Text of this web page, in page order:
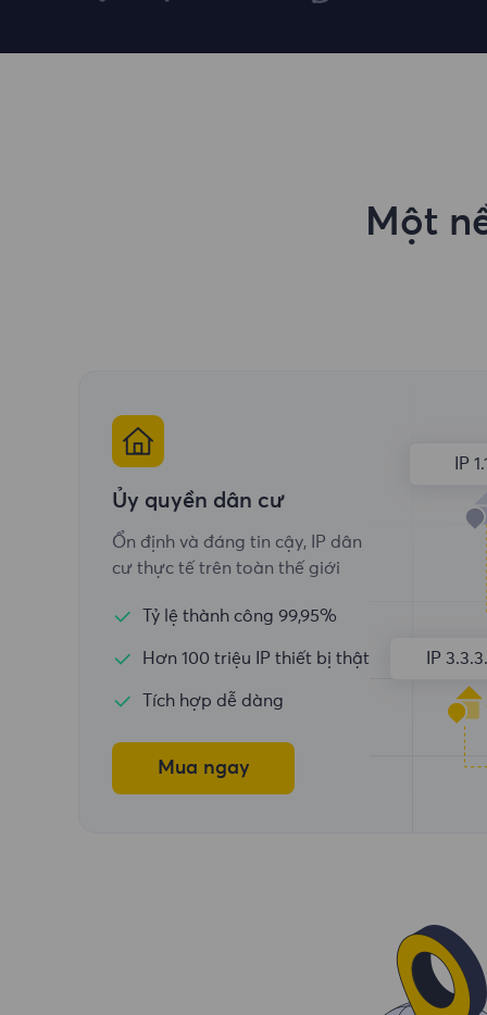
Một
Ủy quyền dân cư
Ổn định và đáng tin cậy, IP dân
cư thực tế trên toàn thế giới
Tỷ lệ thành công 99,95%
Hơn 100 triệu IP thiết bị thật
Tích hợp dễ dàng
Mua ngay
IP
IP